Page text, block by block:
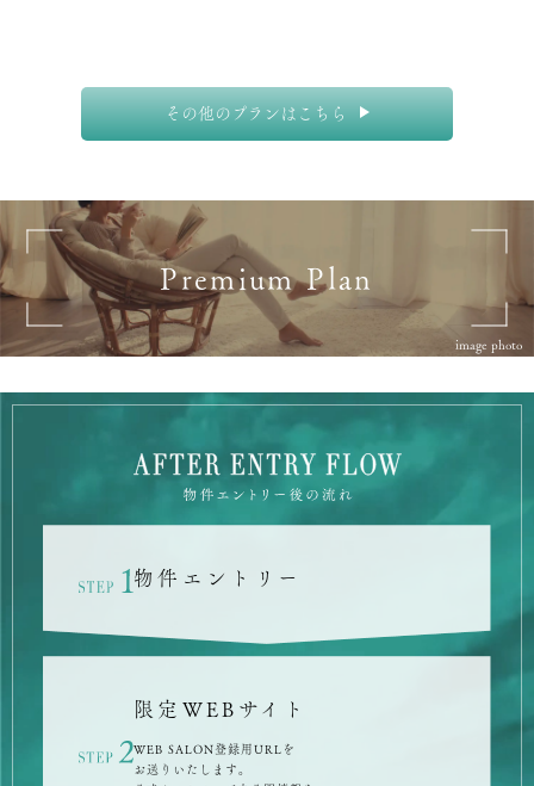
その他のプランはこちら
image photo
Premium Plan
物件エントリー
限定WEBサイト
WEB SALON登録用URLを
お送りいたします。